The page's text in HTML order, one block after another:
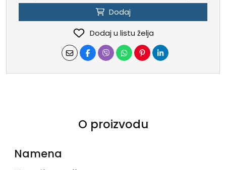
Dodaj
Dodaj u listu želja
O proizvodu
Namena